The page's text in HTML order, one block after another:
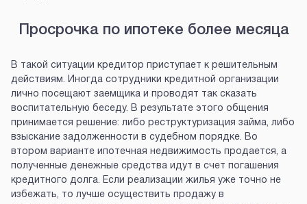
Просрочка по ипотеке более месяца
В такой ситуации кредитор приступает к решительным
действиям. Иногда сотрудники кредитной организации
лично посещают заемщика и проводят так сказать
воспитательную беседу. В результате этого общения
принимается решение: либо реструктуризация займа, либо
взыскание задолженности в судебном порядке. Во
втором варианте ипотечная недвижимость продается, а
полученные денежные средства идут в счет погашения
кредитного долга. Если реализации жилья уже точно не
избежать, то лучше осуществить продажу в